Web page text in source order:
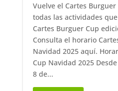
Vuelve el Cartes
todas las actividades
Cartes Burguer Cup
Consulta el horario
Navidad 2025 aquí.
Cup Navidad 2025
8 de...